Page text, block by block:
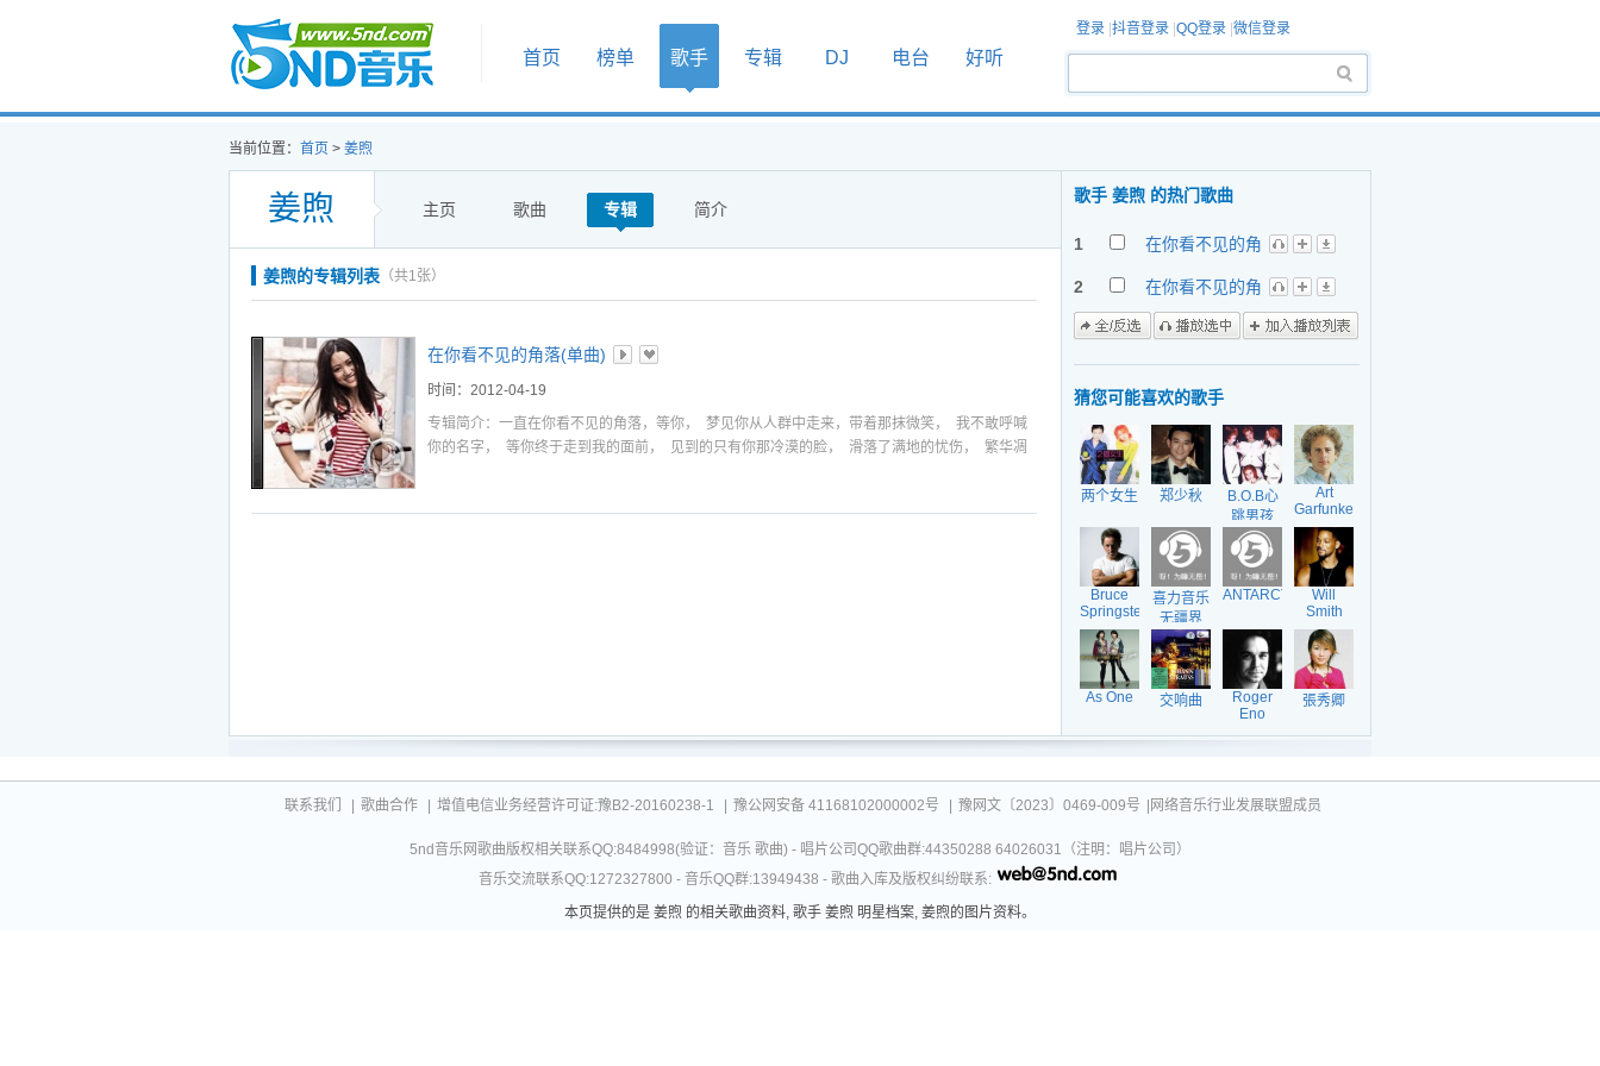
首页
首页 榜单 歌手 专辑 DJ 电台 好听
登录 抖音登录 QQ登录 微信登录
当前位置： 首页 > 姜煦
姜煦 主页 歌曲 专辑 简介
姜煦的专辑列表 （共1张）
在你看不见的角落(单曲)
时间：2012-04-19
专辑简介：一直在你看不见的角落，等你， 梦见你从人群中走来，带着那抹微笑， 我不敢呼喊
你的名字， 等你终于走到我的面前， 见到的只有你那冷漠的脸， 滑落了满地的忧伤， 繁华凋
歌手 姜煦 的热门歌曲
1
在你看不见的角
2
在你看不见的角
猜您可能喜欢的歌手
两个女生 郑少秋
B.O.B心
跳男孩
Art
Garfunkel
Bruce
Springsteen
喜力音乐
无疆界
(生命乐
章)
ANTARCTICAWill
Smith
As One 交响曲
Roger
Eno
張秀卿
联系我们 歌曲合作 增值电信业务经营许可证:豫B2-20160238-1 豫公网安备 41168102000002号 豫网文〔2023〕0469-009号 |网络音乐行业发展联盟成员
5nd音乐网歌曲版权相关联系QQ:8484998(验证：音乐 歌曲) - 唱片公司QQ歌曲群:44350288 64026031（注明：唱片公司）
音乐交流联系QQ:1272327800 - 音乐QQ群:13949438 - 歌曲入库及版权纠纷联系:
本页提供的是 姜煦 的相关歌曲资料, 歌手 姜煦 明星档案, 姜煦的图片资料。